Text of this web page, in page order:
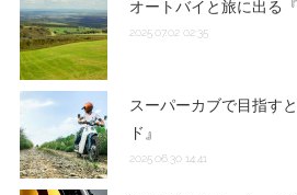
オートバイと旅に出る
2025.07.02 02:35
スーパーカブで目指す
ド』
2025.06.30 14:41